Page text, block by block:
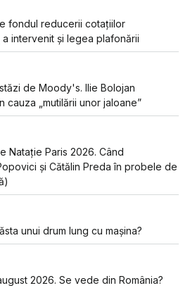
fondul reducerii cotațiilor
intervenit și legea plafonării
de Moody's. Ilie Bolojan
cauza „mutilării unor jaloane”
Natație Paris 2026. Când
și Cătălin Preda în probele de
unui drum lung cu mașina?
2026. Se vede din România?